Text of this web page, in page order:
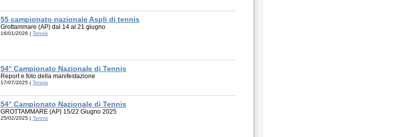
55 campionato nazionale Aspli di tennis
Grottammare (AP) dal 14 al 21 giugno
16/01/2026 | Tennis
54° Campionato Nazionale di Tennis
Report e foto della manifestazione
17/07/2025 | Tennis
54° Campionato Nazionale di Tennis
GROTTAMMARE (AP) 15/22 Giugno 2025
25/02/2025 | Tennis